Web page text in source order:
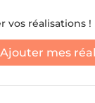
vos réalisations !
Ajouter mes